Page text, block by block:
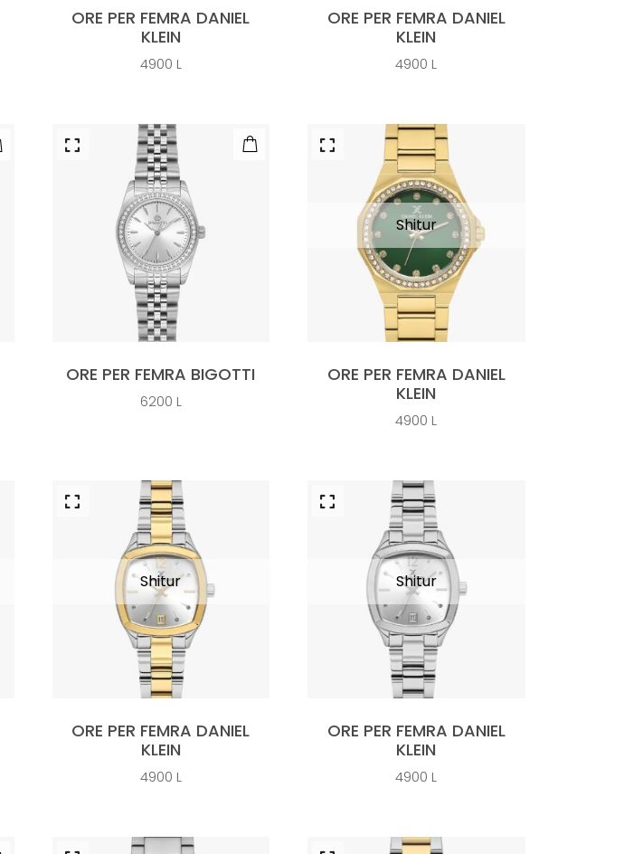
ORE PER FEMRA DANIEL
KLEIN
4900 L
ORE PER FEMRA DANIEL
KLEIN
4900 L
ORE PER FEMRA BIGOTTI
6200 L
ORE PER FEMRA DANIEL
KLEIN
4900 L
ORE PER FEMRA DANIEL
KLEIN
4900 L
ORE PER FEMRA DANIEL
KLEIN
4900 L